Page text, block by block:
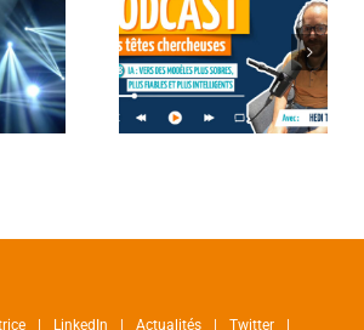
LinkedIn Actualités Twitter